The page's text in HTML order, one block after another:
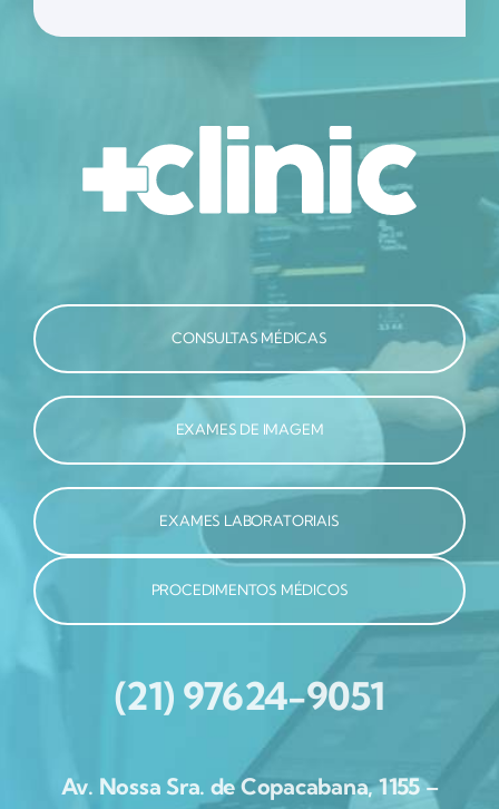
CONSULTAS MÉDICAS
EXAMES DE IMAGEM
EXAMES LABORATORIAIS
PROCEDIMENTOS MÉDICOS
(21) 97624-9051
Av. Nossa Sra. de Copacabana, 1155 –